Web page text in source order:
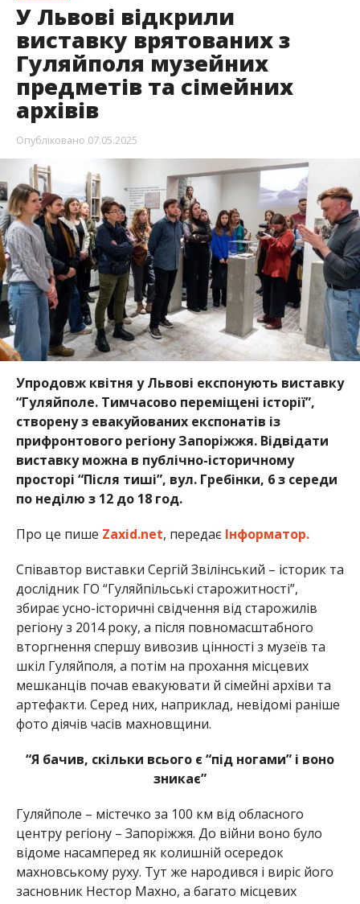
У Львові відкрили
виставку врятованих з
Гуляйполя музейних
предметів та сімейних
архівів
Опубліковано 07.05.2025
Упродовж квітня у Львові експонують виставку
“Гуляйполе. Тимчасово переміщені історії”,
створену з евакуйованих експонатів із
прифронтового регіону Запоріжжя. Відвідати
виставку можна в публічно-історичному
просторі “Після тиші”, вул. Гребінки, 6 з середи
по неділю з 12 до 18 год.
Про це пише Zaxid.net, передаєІнформатор.
Співавтор виставки Сергій Звілінський – історик та
дослідник ГО “Гуляйпільські старожитності”,
збирає усно-історичні свідчення від старожилів
регіону з 2014 року, а після повномасштабного
вторгнення спершу вивозив цінності з музеїв та
шкіл Гуляйполя, а потім на прохання місцевих
мешканців почав евакуювати й сімейні архіви та
артефакти. Серед них, наприклад, невідомі раніше
фото діячів часів махновщини.
“Я бачив, скільки всього є “під ногами” і воно
зникає”
Гуляйполе – містечко за 100 км від обласного
центру регіону – Запоріжжя. До війни воно було
відоме насамперед як колишній осередок
махновському руху. Тут же народився і виріс його
засновник Нестор Махно, а багато місцевих